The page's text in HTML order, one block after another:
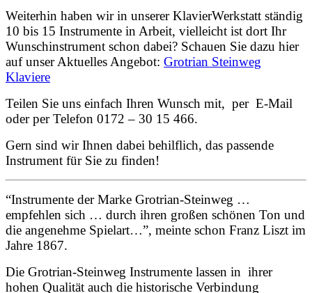
Weiterhin haben wir in unserer KlavierWerkstatt ständig
10 bis 15 Instrumente in Arbeit, vielleicht ist dort Ihr
Wunschinstrument schon dabei? Schauen Sie dazu hier
auf unser Aktuelles Angebot: Grotrian Steinweg
Klaviere
Teilen Sie uns einfach Ihren Wunsch mit, per E-Mail
oder per Telefon 0172 – 30 15 466.
Gern sind wir Ihnen dabei behilflich, das passende
Instrument für Sie zu finden!
“Instrumente der Marke Grotrian-Steinweg …
empfehlen sich … durch ihren großen schönen Ton und
die angenehme Spielart…”, meinte schon Franz Liszt im
Jahre 1867.
Die Grotrian-Steinweg Instrumente lassen in ihrer
hohen Qualität auch die historische Verbindung